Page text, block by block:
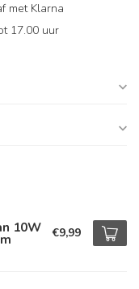
met Klarna
17.00 uur
10W €9,99